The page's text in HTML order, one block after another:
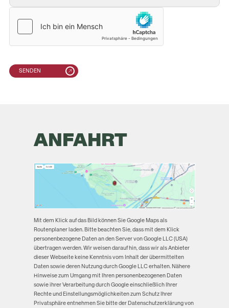
SENDEN
ANFAHRT
Mit dem Klick auf das Bild können Sie Google Maps als
Routenplaner laden. Bitte beachten Sie, dass mit dem Klick
personenbezogene Daten an den Server von Google LLC (USA)
übertragen werden. Wir weisen darauf hin, dass wir als Anbieter
dieser Webseite keine Kenntnis vom Inhalt der übermittelten
Daten sowie deren Nutzung durch Google LLC erhalten. Nähere
Hinweise zum Umgang mit Ihren personenbezogenen Daten
sowie ihrer Verarbeitung durch Google einschließlich Ihrer
Rechte und Einstellungsmöglichkeiten zum Schutz Ihrer
Privatsphäre entnehmen Sie bitte der Datenschutzerklärung von